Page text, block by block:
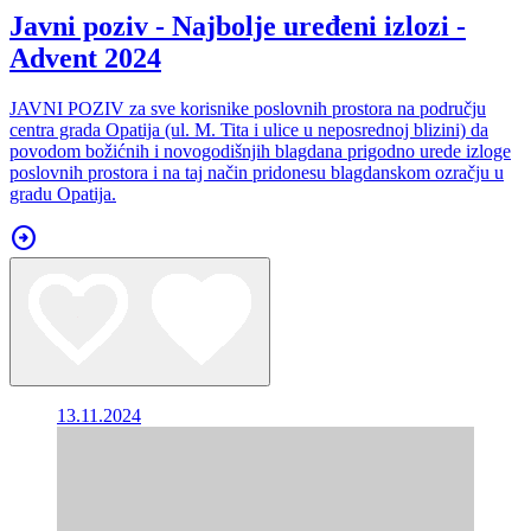
Javni poziv - Najbolje uređeni izlozi -
Advent 2024
JAVNI POZIV za sve korisnike poslovnih prostora na području
centra grada Opatija (ul. M. Tita i ulice u neposrednoj blizini) da
povodom božićnih i novogodišnjih blagdana prigodno urede izloge
poslovnih prostora i na taj način pridonesu blagdanskom ozračju u
gradu Opatija.
arrow_circle_right
13.11.2024